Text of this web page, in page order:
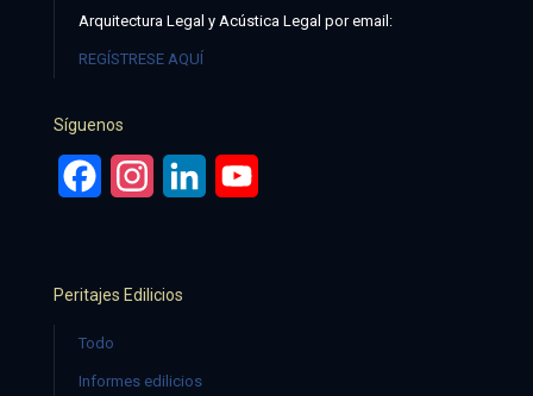
Arquitectura Legal y Acústica Legal por email:
REGÍSTRESE AQUÍ
Síguenos
FacebookInstagramLinkedIn
Peritajes Edilicios
Todo
Informes edilicios